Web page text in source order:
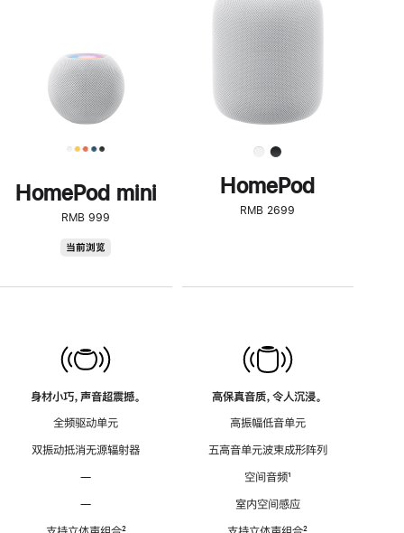
HomePod mini
RMB 999
当前浏览
身材小巧，声音超震撼。
全频驱动单元
双振动抵消无源辐射器
—
—
了
解
HomePod<
HomePod
RMB 2699
高保真音质，令人沉浸。
高振幅低音单元
五高音单元波束成形阵列
空间音频脚
¹
室内空间感应